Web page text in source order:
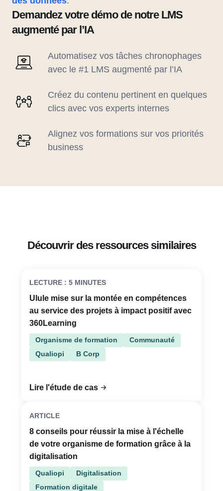
Demandez votre démo de notre LMS
augmenté par l’IA
Automatisez vos tâches chronophages
avec le #1 LMS augmenté par l’IA
Créez du contenu pertinent en quelques
clics avec vos experts internes
Alignez vos formations sur vos priorités
business
Découvrir des ressources similaires
LECTURE : 5 MINUTES
Ulule mise sur la montée en compétences
au service des projets à impact positif avec
360Learning
Organisme de formation
Communauté
Qualiopi
B Corp
Lire l'étude de cas
ARTICLE
8 conseils pour réussir la mise à l'échelle
de votre organisme de formation grâce à la
digitalisation
Qualiopi
Digitalisation
Formation digitale